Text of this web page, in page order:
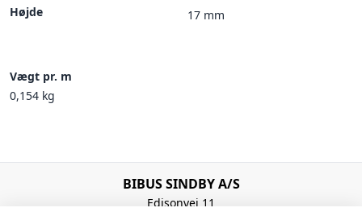
Højde
17 mm
Vægt pr. m
0,154 kg
BIBUS SINDBY A/S
Edisonvej 11